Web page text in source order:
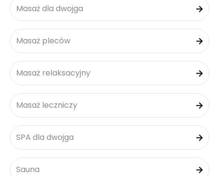
Masaż dla dwojga
Masaż pleców
Masaż relaksacyjny
Masaż leczniczy
SPA dla dwojga
Sauna